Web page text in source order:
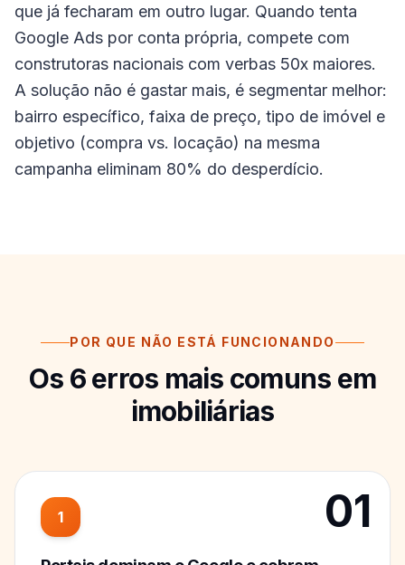
que já fecharam em outro lugar. Quando tenta
Google Ads por conta própria, compete com
construtoras nacionais com verbas 50x maiores.
A solução não é gastar mais, é segmentar melhor:
bairro específico, faixa de preço, tipo de imóvel e
objetivo (compra vs. locação) na mesma
campanha eliminam 80% do desperdício.
POR QUE NÃO ESTÁ FUNCIONANDO
Os 6erros mais comuns em
imobiliárias
01
1